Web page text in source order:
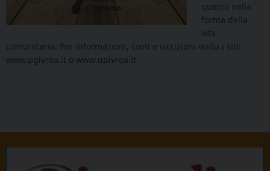
questo nella
forma della
vita
comunitaria. Per informazioni, costi e iscrizioni visita i siti:
www.pgivrea.it o www.upivrea.it.